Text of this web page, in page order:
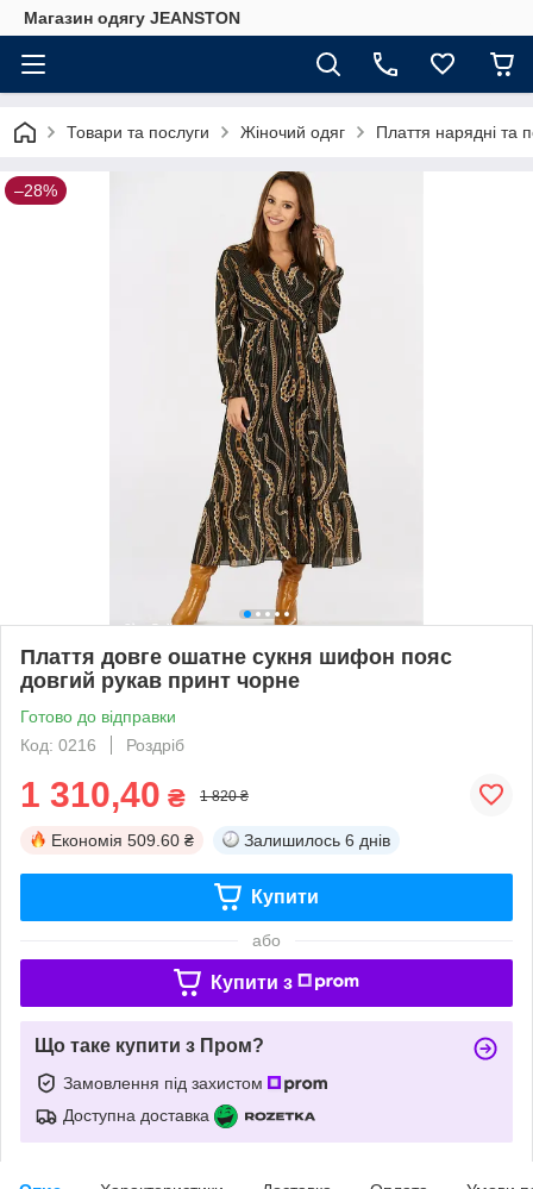
Магазин одягу JEANSTON
Товари та послуги Жіночий одяг Плаття нарядні та
–28%
Плаття довге ошатне сукня шифон пояс
довгий рукав принт чорне
Готово до відправки
Код: 0216
Роздріб
1 310,40 ₴ 1 820 ₴
Економія 509.60 ₴ Залишилось 6 днів
Купити
або
Купити з
Що таке купити з Пром?
Замовлення під захистом
Доступна доставка